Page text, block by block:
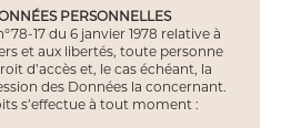
PERSONNELLES
17 du 6 janvier 1978 relative à
et aux libertés, toute personne
d’accès et, le cas échéant, la
des Données la concernant.
s’effectue à tout moment :